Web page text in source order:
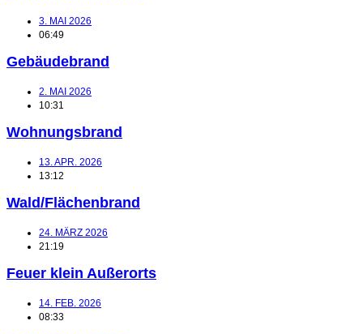
3. MAI 2026
06:49
Gebäudebrand
2. MAI 2026
10:31
Wohnungsbrand
13. APR. 2026
13:12
Wald/Flächenbrand
24. MÄRZ 2026
21:19
Feuer klein Außerorts
14. FEB. 2026
08:33